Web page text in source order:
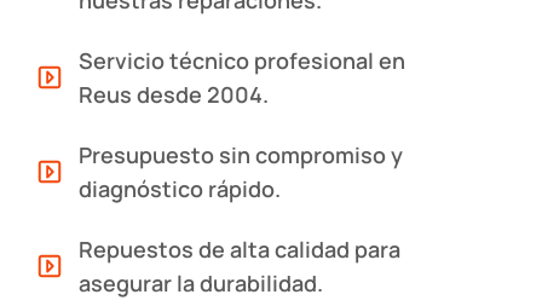
Servicio técnico profesional en
Reus desde 2004.
Presupuesto sin compromiso y
diagnóstico rápido.
Repuestos de alta calidad para
asegurar la durabilidad.